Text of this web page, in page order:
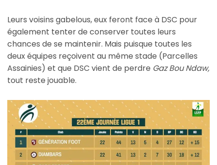
Leurs voisins gabelous, eux feront face à DSC pour
également tenter de conserver toutes leurs
chances de se maintenir. Mais puisque toutes les
deux équipes reçoivent au même stade (Parcelles
Assainies) et que DSC vient de perdre Gaz Bou Ndaw,
tout reste jouable.